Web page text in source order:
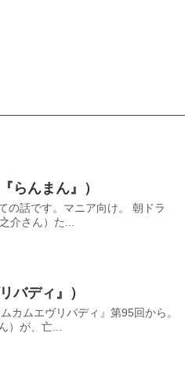
らんまん』）
の話です。マニア向け。 朝ドラ
介さん）た...
バディ』）
カムエヴリバディ』第95回から。
）が、亡...